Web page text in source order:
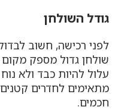
גודל השולחן
לפני רכישה, חשוב
שולחן גדול מספק
עלול להיות כבד ולא
מתאימים לחדרים
חכמים.